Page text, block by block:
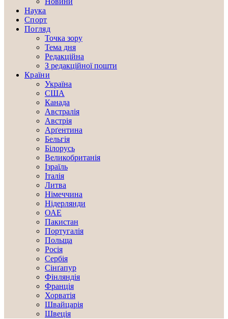
Наука
Спорт
Погляд
Точка зору
Тема дня
Редакційна
З редакційної пошти
Країни
Україна
США
Канада
Австралія
Австрія
Арґентина
Бельгія
Білорусь
Великобританія
Ізраїль
Італія
Литва
Німеччина
Нідерлянди
ОАЕ
Пакистан
Португалія
Польща
Росія
Сербія
Сінґапур
Фінляндія
Франція
Хорватія
Швайцарія
Швеція